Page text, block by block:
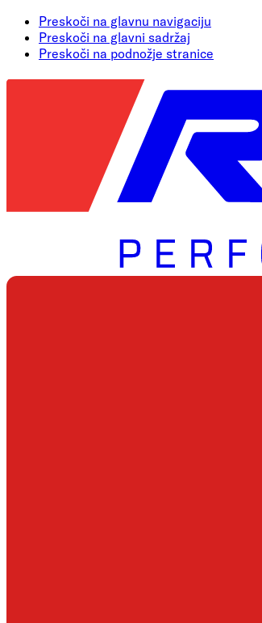
Preskoči na glavnu navigaciju
Preskoči na glavni sadržaj
Preskoči na podnožje stranice